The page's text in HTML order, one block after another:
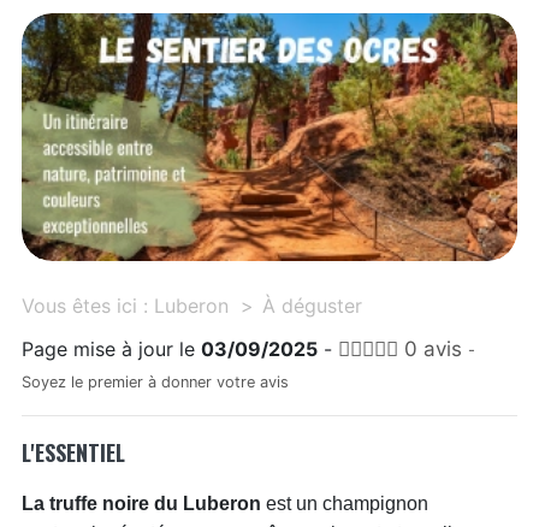
Vous êtes ici : Luberon
À déguster
Page mise à jour le 03/09/2025- 0 avis -
Soyez le premier à donner votre avis
L'ESSENTIEL
La truffe noire du Luberon est un champignon